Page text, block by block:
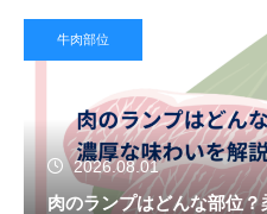
牛肉部位
2026.08.01
肉のランプはどんな部位